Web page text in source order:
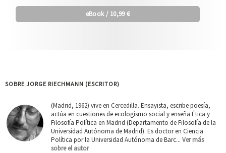
eBook/ 10,99 €
SOBRE JORGE RIECHMANN (ESCRITOR)
(Madrid, 1962) vive en Cercedilla. Ensayista, escribe poesía,
actúa en cuestiones de ecologismo social y enseña Ética y
Filosofía Política en Madrid (Departamento de Filosofía de la
Universidad Autónoma de Madrid). Es doctor en Ciencia
Política por la Universidad Autónoma de Barc... Ver más
sobre el autor